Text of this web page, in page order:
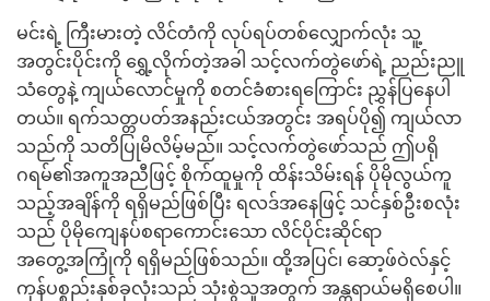
မင်းရဲ့ ကြီးမားတဲ့ လိင်တံကို လုပ်ရပ်တစ်လျှောက်လုံး သူ့
အတွင်းပိုင်းကို ရွှေ့လိုက်တဲ့အခါ သင့်လက်တွဲဖော်ရဲ့ ညည်းညူ
သံတွေနဲ့ ကျယ်လောင်မှုကို စတင်ခံစားရကြောင်း ညွှန်ပြနေပါ
တယ်။ ရက်သတ္တပတ်အနည်းငယ်အတွင်း အရပ်ပို၍ ကျယ်လာ
သည်ကို သတိပြုမိလိမ့်မည်။ သင့်လက်တွဲဖော်သည် ဤပရို
ဂရမ်၏အကူအညီဖြင့် စိုက်ထူမှုကို ထိန်းသိမ်းရန် ပိုမိုလွယ်ကူ
သည့်အချိန်ကို ရရှိမည်ဖြစ်ပြီး ရလဒ်အနေဖြင့် သင်နှစ်ဦးစလုံး
သည် ပိုမိုကျေနပ်စရာကောင်းသော လိင်ပိုင်းဆိုင်ရာ
အတွေ့အကြုံကို ရရှိမည်ဖြစ်သည်။ ထို့အပြင်၊ ဆော့ဖ်ဝဲလ်နှင့်
ကုန်ပစ္စည်းနှစ်ခုလုံးသည် သုံးစွဲသူအတွက် အန္တရာယ်မရှိစေပါ။